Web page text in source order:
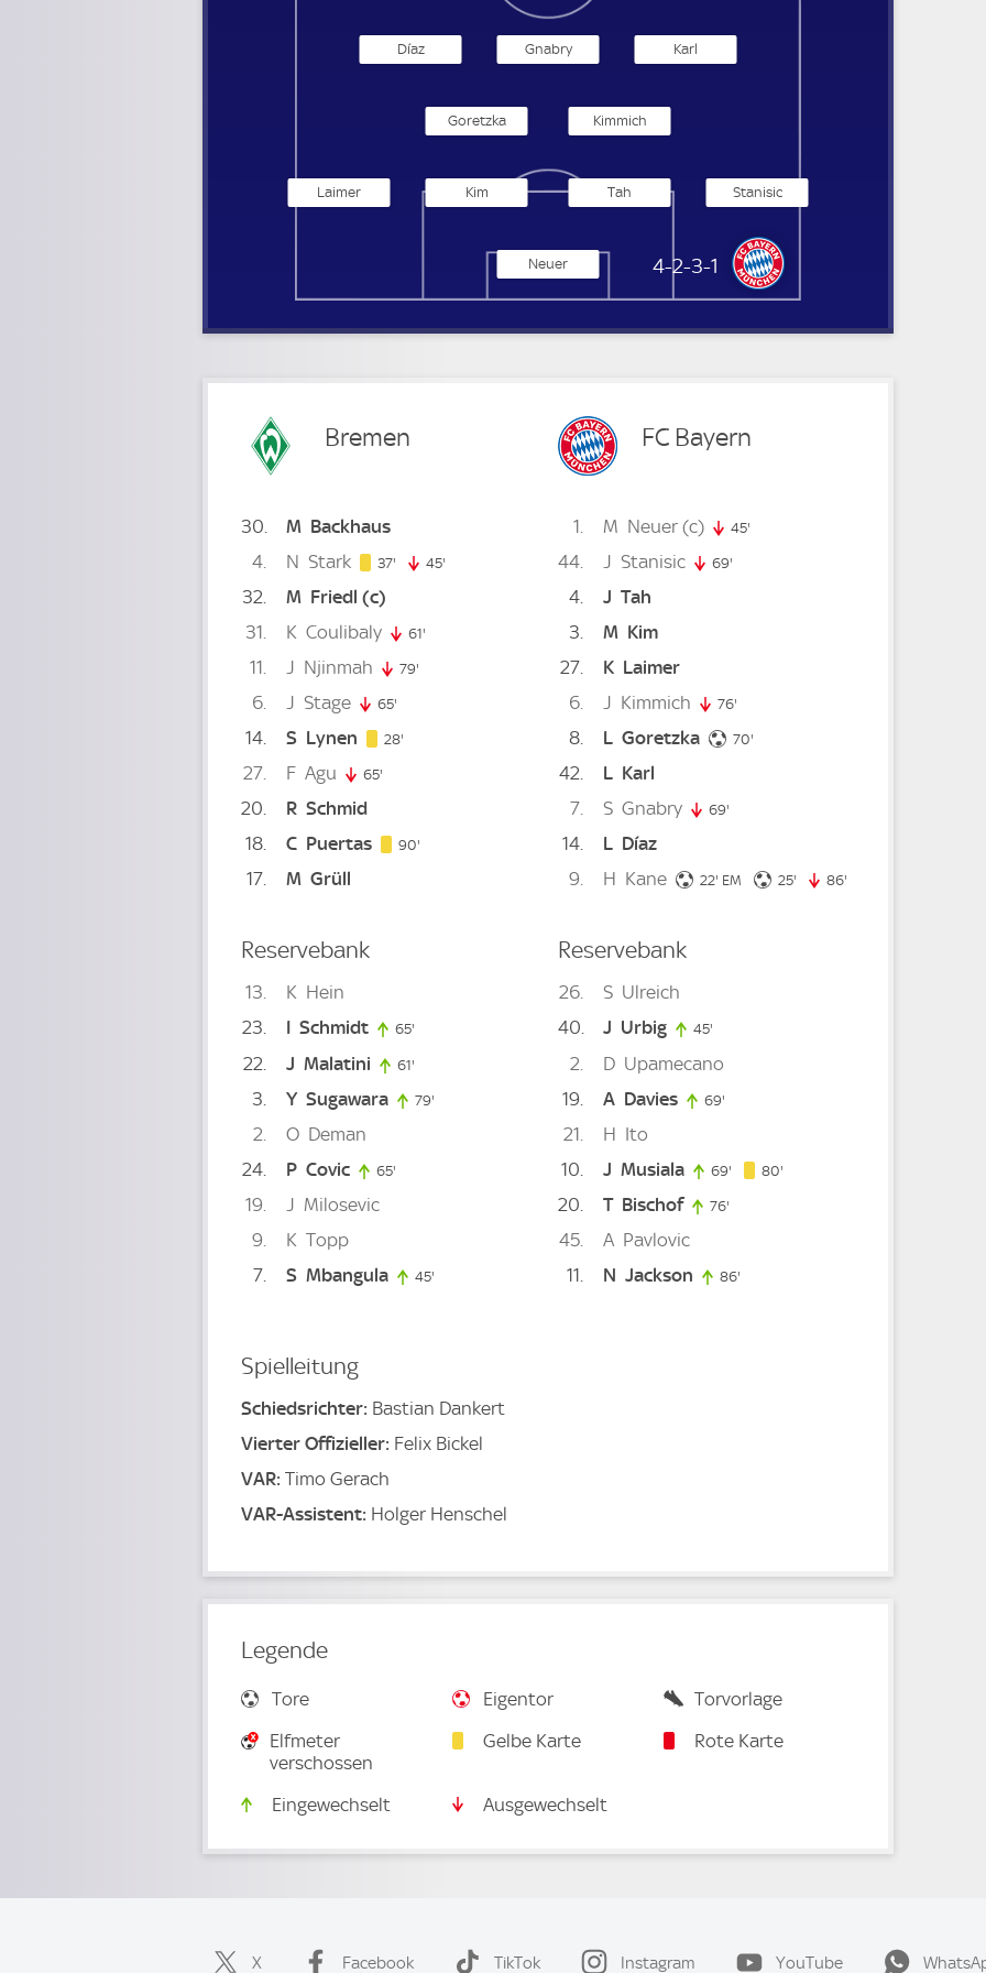
FC Bayern München
4-2-3-1
Neuer
Stanisic
Tah
Kim
Laimer
Kimmich
Goretzka
Karl
Gnabry
Díaz
Bremen
30 M Backhaus
4
N Stark 37' 37. minute
45'
32 M Friedl (c)
31
K Coulibaly 61'
11 J Njinmah 79'
6 J Stage 65'
14 S Lynen 28'
27 F Agu 65'
20 R Schmid
18
C Puertas 90'
17 M Grüll
Reservebank
13 K Hein
23
I Schmidt 65'
22 J Malatini 61'
3 Y Sugawara 79'
2 O Deman
24
P Covic 65'
19 J Milosevic
9
K Topp
7
S Mbangula 45'
FC Bayern
1 M Neuer(c) 45'
44 J Stanisic 69'
4 J Tah
3
M Kim
27
K Laimer
6
J Kimmich 76'
8 L Goretzka 70'
42 L Karl
7
S Gnabry 69'
14 L Díaz
9
H Kane 22' 22. minute
EM 25' 25. minute
86'
Reservebank
26 S Ulreich
40
J Urbig 45'
2 D Upamecano
19
A Davies 69'
21 H Ito
10
J Musiala 69' 69. minute
80'
20 T Bischof 76'
45 A Pavlovic
11
N Jackson 86'
Spielleitung
Schiedsrichter: Bastian Dankert
Vierter Offizieller: Felix Bickel
VAR: Timo Gerach
VAR-Assistent: Holger Henschel
Legende
Tore Eigentor
Torvorlage
Elfmeter
verschossen
Gelbe Karte Rote Karte
Eingewechselt Ausgewechselt
X Facebook TikTok Instagram YouTube